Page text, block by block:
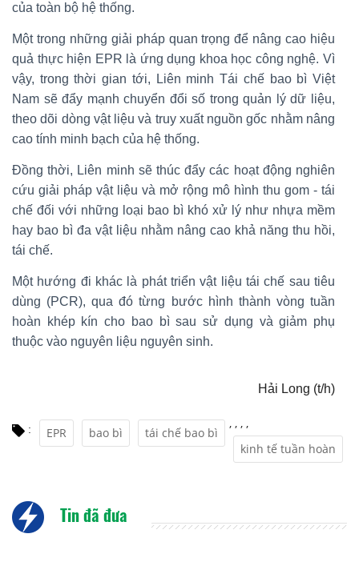
của toàn bộ hệ thống.
Một trong những giải pháp quan trọng để nâng cao hiệu
quả thực hiện EPR là ứng dụng khoa học công nghệ. Vì
vậy, trong thời gian tới, Liên minh Tái chế bao bì Việt
Nam sẽ đẩy mạnh chuyển đổi số trong quản lý dữ liệu,
theo dõi dòng vật liệu và truy xuất nguồn gốc nhằm nâng
cao tính minh bạch của hệ thống.
Đồng thời, Liên minh sẽ thúc đẩy các hoạt động nghiên
cứu giải pháp vật liệu và mở rộng mô hình thu gom - tái
chế đối với những loại bao bì khó xử lý như nhựa mềm
hay bao bì đa vật liệu nhằm nâng cao khả năng thu hồi,
tái chế.
Một hướng đi khác là phát triển vật liệu tái chế sau tiêu
dùng (PCR), qua đó từng bước hình thành vòng tuần
hoàn khép kín cho bao bì sau sử dụng và giảm phụ
thuộc vào nguyên liệu nguyên sinh.
Hải Long (t/h)
: EPR
,
bao bì
,
tái chế bao bì
,
kinh tế tuần hoàn
,
Tin đã đưa